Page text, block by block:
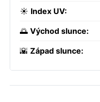
☀️ Index UV:
🌅 Východ slunce:
🌇 Západ slunce: